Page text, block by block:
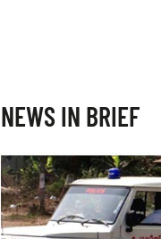
NEWS IN BRIEF